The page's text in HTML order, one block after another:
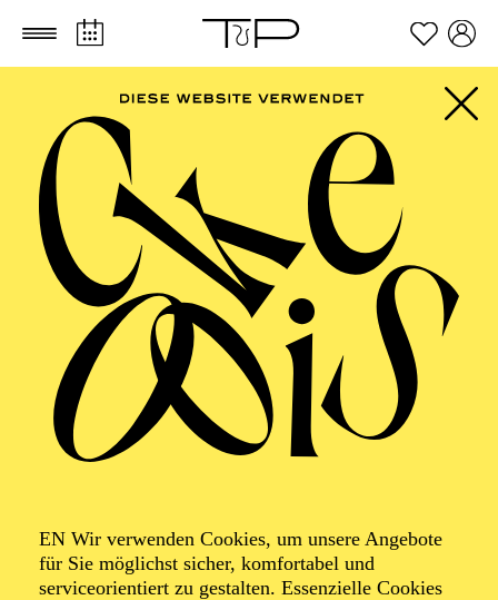
Zum Hauptinhalt springen Zum Footer springen
EN Wir verwenden Cookies, um unsere Angebote
für Sie möglichst sicher, komfortabel und
serviceorientiert zu gestalten. Essenzielle Cookies
FILTER
NOVEMBER 2026
PHILHARMONIE ESSEN
Sunday
01.11.2026
10:00 - 15:00
Festsaal
NOW! "SILKROAD KIDS"
Für Kinder von 8 bis 14 Jahren